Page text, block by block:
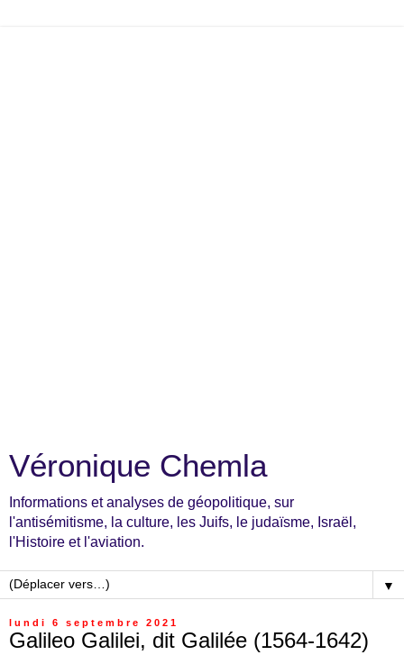
Véronique Chemla
Informations et analyses de géopolitique, sur
l'antisémitisme, la culture, les Juifs, le judaïsme, Israël,
l'Histoire et l'aviation.
▼
lundi 6 septembre 2021
Galileo Galilei, dit Galilée (1564-1642)